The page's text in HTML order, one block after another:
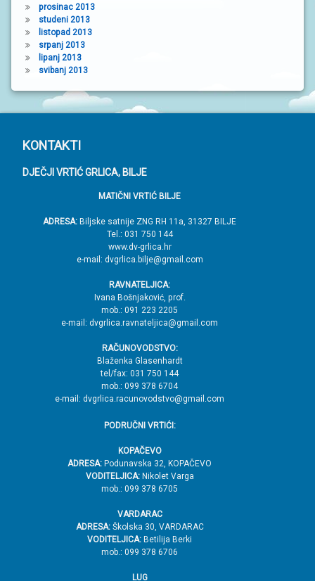
prosinac 2013
studeni 2013
listopad 2013
srpanj 2013
lipanj 2013
svibanj 2013
P
o
KONTAKTI
DJEČJI VRTIĆ GRLICA, BILJE
MATIČNI VRTIĆ BILJE
ADRESA: Biljske satnije ZNG RH 11a, 31327 BILJE
Tel.: 031 750 144
www.dv-grlica.hr
e-mail: dvgrlica.bilje@gmail.com
RAVNATELJICA:
Ivana Bošnjaković, prof.
mob.: 091 223 2205
e-mail: dvgrlica.ravnateljica@gmail.com
RAČUNOVODSTVO:
Blaženka Glasenhardt
tel/fax: 031 750 144
mob.: 099 378 6704
e-mail: dvgrlica.racunovodstvo@gmail.com
PODRUČNI VRTIĆI:
KOPAČEVO
ADRESA: Podunavska 32, KOPAČEVO
VODITELJICA:Nikolet Varga
mob.: 099 378 6705
VARDARAC
ADRESA:Školska 30, VARDARAC
VODITELJICA: Betilija Berki
mob.: 099 378 6706
LUG